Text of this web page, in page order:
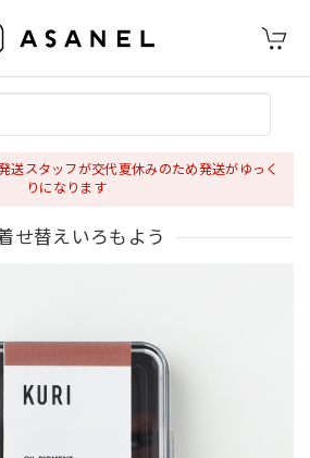
送スタッフが交代夏休みのため発送がゆっく
りになります
せ替えいろもよう